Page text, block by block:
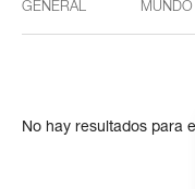
GENERAL
No hay resultados para